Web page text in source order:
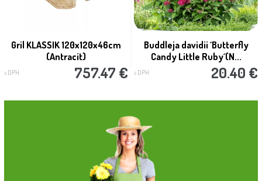
Gril KLASSIK 120x120x46cm
(Antracit)
s DPH 757.47 €
Buddleja davidii ´Butterfly
Candy Little Ruby´(N...
s DPH 20.40 €